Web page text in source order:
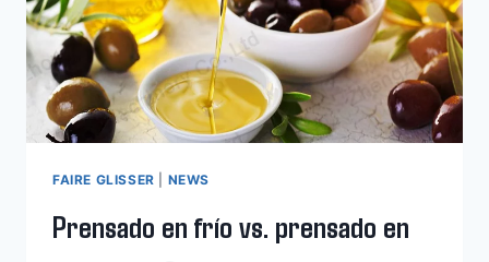
FAIRE GLISSER NEWS
Prensado en frío vs. prensado en